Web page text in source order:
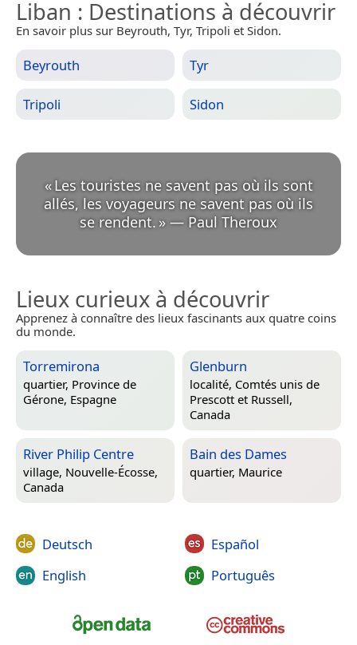
Liban : Destinations à découvrir
En savoir plus sur Beyrouth, Tyr, Tripoli et Sidon.
Beyrouth Tyr
Tripoli Sidon
«Les touristes ne savent pas où ils sont
allés, les voyageurs ne savent pas où ils
se rendent. » — Paul Theroux
Lieux curieux à découvrir
Apprenez à connaître des lieux fascinants aux quatre coins
du monde.
Torremirona
quartier, Province de
Gérone, Espagne
Glenburn
localité, Comtés unis de
Prescott et Russell,
Canada
River Philip Centre
village, Nouvelle-Écosse,
Canada
Bain des Dames
quartier, Maurice
Deutsch
English
Español
Português